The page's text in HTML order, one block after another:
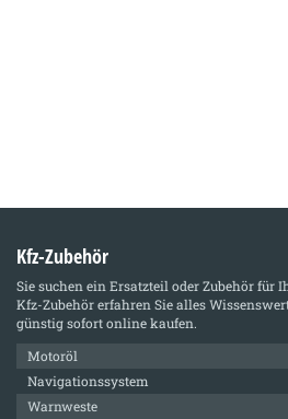
Kfz-Zubehör
Sie suchen ein Ersatzteil oder Zubehör für
Kfz-Zubehörerfahren Sie alles
günstig sofort online kaufen.
Motoröl
Navigationssystem
Warnweste